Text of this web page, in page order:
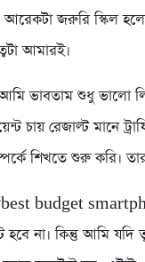
জরুরি স্কিল হলো
আমারই।
ভাবতাম শুধু ভালো
চায় রেজাল্ট
শিখতে শুরু করি।
budget
হবে না। কিন্তু আমি